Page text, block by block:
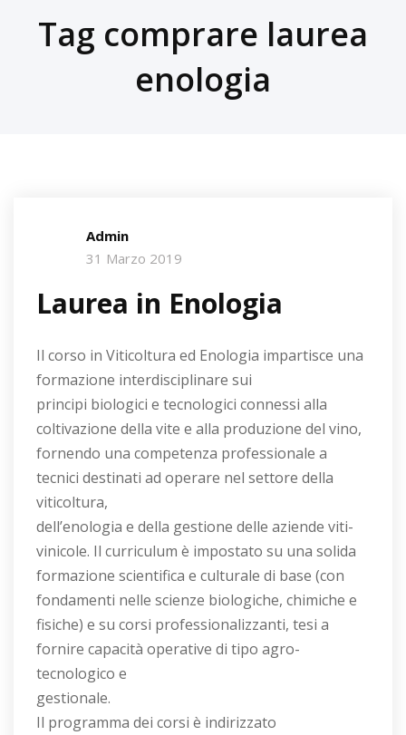
Tag comprare laurea
enologia
Admin
31 Marzo 2019
Laurea in Enologia
Il corso in Viticoltura ed Enologia impartisce una
formazione interdisciplinare sui
principi biologici e tecnologici connessi alla
coltivazione della vite e alla produzione del vino,
fornendo una competenza professionale a
tecnici destinati ad operare nel settore della
viticoltura,
dell’enologia e della gestione delle aziende viti-
vinicole. Il curriculum è impostato su una solida
formazione scientifica e culturale di base (con
fondamenti nelle scienze biologiche, chimiche e
fisiche) e su corsi professionalizzanti, tesi a
fornire capacità operative di tipo agro-
tecnologico e
gestionale.
Il programma dei corsi è indirizzato